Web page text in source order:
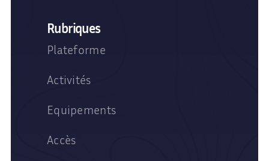
Rubriques
Plateforme
Activités
Equipements
Accès